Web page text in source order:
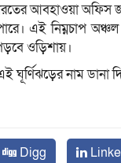
আবহাওয়া অফিস
এই নিম্নচাপ
ওড়িশায়।
নাম ডানা
Digg